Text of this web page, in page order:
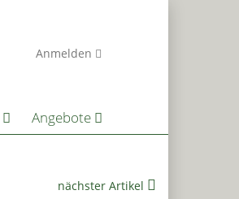
Anmelden
Angebote
nächster Artikel